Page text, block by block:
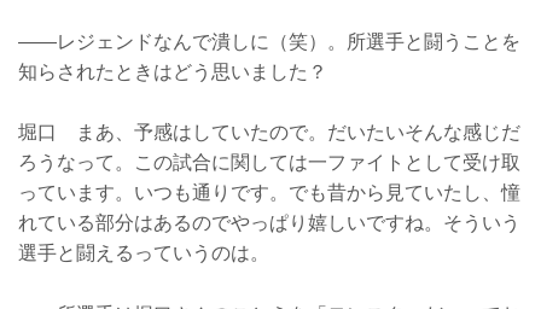
――レジェンドなんで潰しに（笑）。所選手と闘うことを
知らされたときはどう思いました？
堀口 まあ、予感はしていたので。だいたいそんな感じだ
ろうなって。この試合に関しては一ファイトとして受け取
っています。いつも通りです。でも昔から見ていたし、憧
れている部分はあるのでやっぱり嬉しいですね。そういう
選手と闘えるっていうのは。